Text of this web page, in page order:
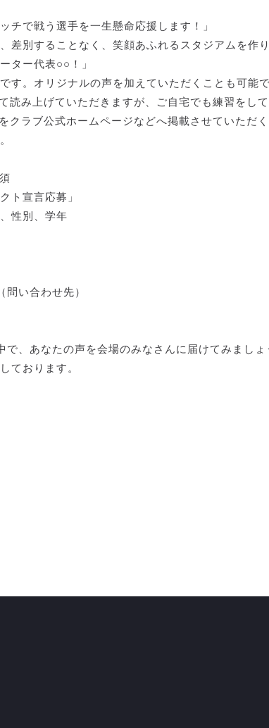
チで戦う選手を一生懸命応援します！」
差別することなく、笑顔あふれるスタジアムを作
ター代表○○！」
す。オリジナルの声を加えていただくことも可能で
読み上げていただきますが、ご自宅でも練習をして
クラブ公式ホームページなどへ掲載させていただ
ト宣言応募」
性別、学年
い合わせ先）
で、あなたの声を会場のみなさんに届けてみましょ
ております。